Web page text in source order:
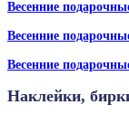
Весенние
Весенние
Весенние
Наклейки,